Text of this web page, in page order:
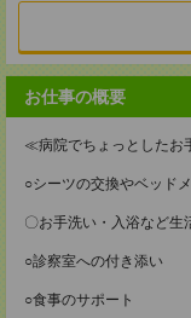
お仕事の概要
≪病院でちょっとしたお
○シーツの交換やベッド
〇お手洗い・入浴など生
○診察室への付き添い
○食事のサポート